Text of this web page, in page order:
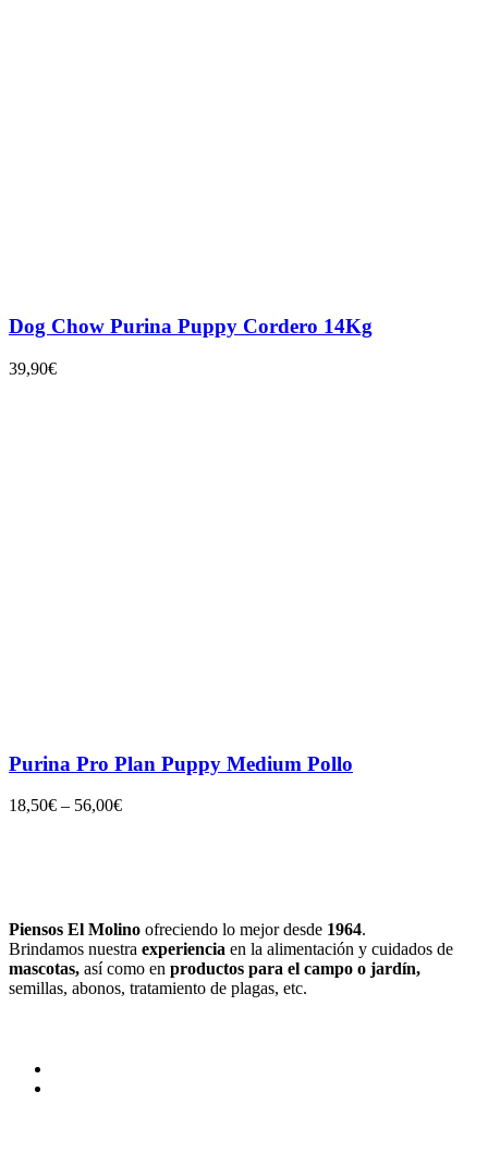
Dog Chow Purina Puppy Cordero 14Kg
39,90€
Purina Pro Plan Puppy Medium Pollo
18,50€ – 56,00€
Piensos El Molino ofreciendo lo mejor desde 1964.
Brindamos nuestra experiencia en la alimentación y cuidados de
mascotas, así como en productos para el campo o jardín,
semillas, abonos, tratamiento de plagas, etc.